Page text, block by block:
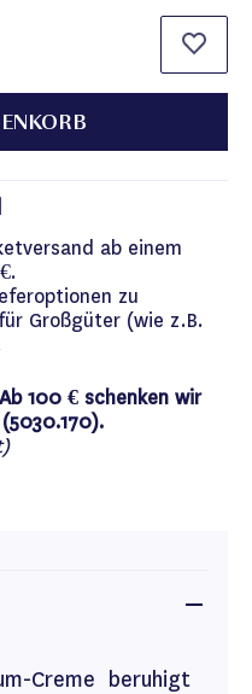
ab einem
zu
Großgüter (wie z.B.
100 € schenken wir
Creme beruhigt